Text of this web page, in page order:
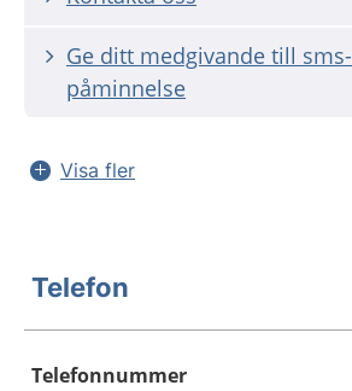
Ge ditt medgivande till sms-
påminnelse
Visa fler
Telefon
Telefonnummer